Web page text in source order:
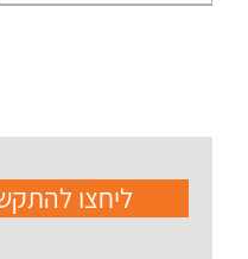
ליחצו